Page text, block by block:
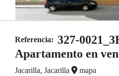
Referencia: 327-
Apartamento en
Jacarilla, Jacarilla mapa